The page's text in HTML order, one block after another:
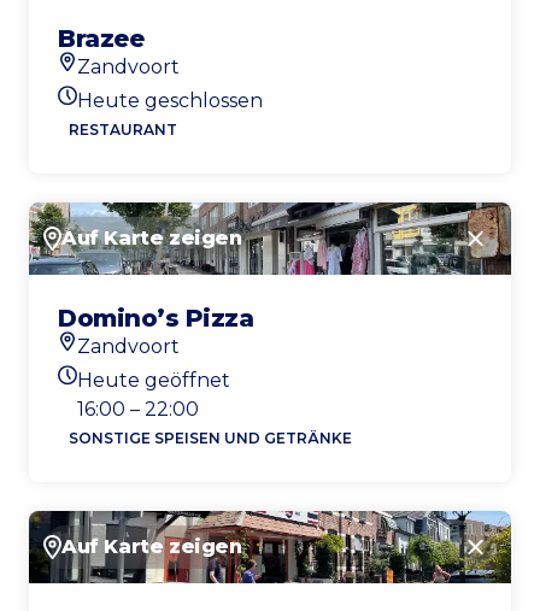
Brazee
Standort
Zandvoort
Heutigen Öffnungszeiten
Heute geschlossen
RESTAURANT
Auf Karte zeigen
Domino’s Pizza
Standort
Zandvoort
Heutigen Öffnungszeiten
Heute geöffnet
16:00 – 22:00
SONSTIGE SPEISEN UND GETRÄNKE
Auf Karte zeigen